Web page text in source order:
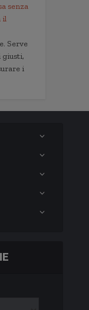
senza
il
Serve
giusti,
i